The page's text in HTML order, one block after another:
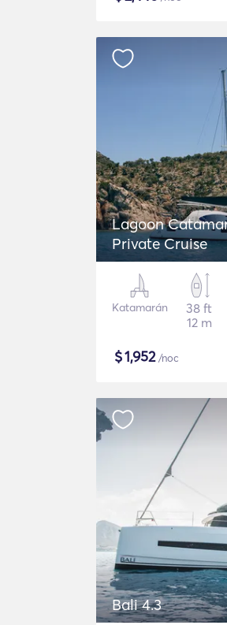
Lagoon
Private Cruise
Katamarán
38 ft
12 m
$1,952/noc
Bali 4.3